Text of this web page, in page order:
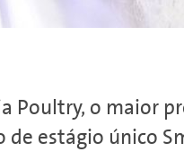
Poultry, o maior
de estágio único